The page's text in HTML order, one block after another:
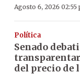
Agosto 6, 2026 02:55
Política
Senado
del precio de